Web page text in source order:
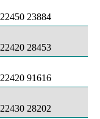
22450 23884
22420 28453
22420 91616
22430 28202